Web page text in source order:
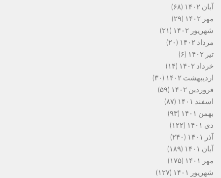
آبان ۱۴۰۲
(۶۸)
مهر ۱۴۰۲
(۲۹)
شهریور ۱۴۰۲
(۲۱)
مرداد ۱۴۰۲
(۲۰)
تیر ۱۴۰۲
(۶)
خرداد ۱۴۰۲
(۱۴)
اردیبهشت ۱۴۰۲
(۳۰)
فروردین ۱۴۰۲
(۵۹)
اسفند ۱۴۰۱
(۸۷)
بهمن ۱۴۰۱
(۹۳)
دی ۱۴۰۱
(۱۲۲)
آذر ۱۴۰۱
(۲۴۰)
آبان ۱۴۰۱
(۱۸۹)
مهر ۱۴۰۱
(۱۷۵)
شهریور ۱۴۰۱
(۱۲۷)